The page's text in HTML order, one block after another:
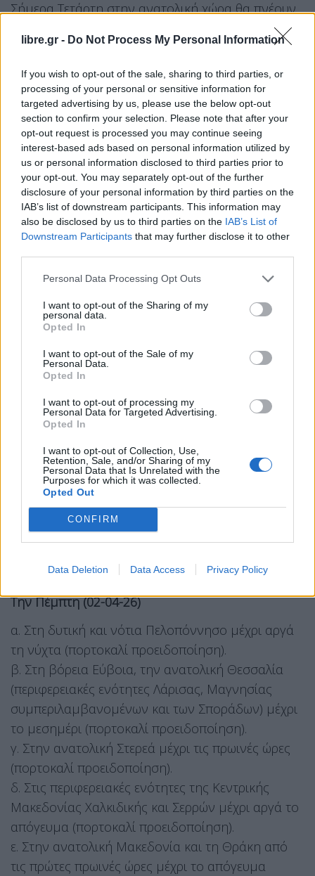
libre.gr - Do Not Process My Personal Information
If you wish to opt-out of the sale, sharing to third parties, or
processing of your personal or sensitive information for
targeted advertising by us, please use the below opt-out
section to confirm your selection. Please note that after your
opt-out request is processed you may continue seeing
interest-based ads based on personal information utilized by
us or personal information disclosed to third parties prior to
your opt-out. You may separately opt-out of the further
disclosure of your personal information by third parties on the
IAB’s list of downstream participants. This information may
also be disclosed by us to third parties on the IAB’s List of
Downstream Participants that may further disclose it to other
Personal Data Processing Opt Outs
I want to opt-out of the Sharing of my
personal data.
Opted In
I want to opt-out of the Sale of my
Personal Data.
Opted In
I want to opt-out of processing my
Personal Data for Targeted Advertising.
Opted In
I want to opt-out of Collection, Use,
Retention, Sale, and/or Sharing of my
Personal Data that Is Unrelated with the
Purposes for which it was collected.
Opted Out
CONFIRM
Data Deletion Data Access Privacy Policy
Σήμερα Τετάρτη στην ανατολική χώρα θα πνέουν
ανατολικοί νοτιοανατολικοί άνεμοι εντάσεως 7 με
9 και τοπικά στην περιοχή των Δωδεκανήσων 10
μποφόρ.
Πυκνές χιονοπτώσεις θα σημειωθούν την Τετάρτη
στα ορεινά της Ηπείρου και της Μακεδονίας.
Ισχυρές βροχές και καταιγίδες, πιο συγκεκριμένα
προβλέπονται:
Την Τετάρτη (01-04-26)
α. Στα νησιά του Ιονίου και στη νοτιοδυτική
Πελοπόννησο (πορτοκαλί προειδοποίηση).
β. Στην ανατολική Πελοπόννησο μέχρι αργά τη
νύχτα (κόκκινη προειδοποίηση).
γ. Στην ανατολική Στερεά, την Εύβοια, τη
Θεσσαλία και τις Σποράδες από το απόγευμα
μέχρι αργά τη νύχτα (κόκκινη προειδοποίηση).
δ. Στην Πιερία από το απόγευμα μέχρι αργά τη
νύχτα (πορτοκαλί προειδοποίηση).
ε. Στην Αττική από νωρίς το απόγευμα μέχρι αργά
τη νύχτα (κόκκινη προειδοποίηση).
απόγευμα μέχρι αργά τη νύχτα (πορτοκαλί
προειδοποίηση).
ζ. Στα νησιά του Ανατολικού Αιγαίου από αργά το
απόγευμα μέχρι αργά τη νύχτα (πορτοκαλί
προειδοποίηση).
(κόκκινη προειδοποίηση).
Την Πέμπτη (02-04-26)
α. Στη δυτική και νότια Πελοπόννησο μέχρι αργά
τη νύχτα (πορτοκαλί προειδοποίηση).
β. Στη βόρεια Εύβοια, την ανατολική Θεσσαλία
(περιφερειακές ενότητες Λάρισας, Μαγνησίας
συμπεριλαμβανομένων και των Σποράδων) μέχρι
το μεσημέρι (πορτοκαλί προειδοποίηση).
γ. Στην ανατολική Στερεά μέχρι τις πρωινές ώρες
(πορτοκαλί προειδοποίηση).
δ. Στις περιφερειακές ενότητες της Κεντρικής
Μακεδονίας Χαλκιδικής και Σερρών μέχρι αργά το
απόγευμα (πορτοκαλί προειδοποίηση).
ε. Στην ανατολική Μακεδονία και τη Θράκη από
τις πρώτες πρωινές ώρες μέχρι το απόγευμα